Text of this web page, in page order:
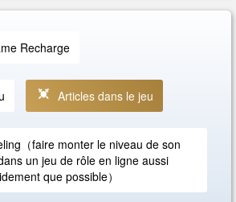
Recharge
Articles dans le jeu
（faire monter le niveau de son
un jeu de rôle en ligne aussi
que possible）